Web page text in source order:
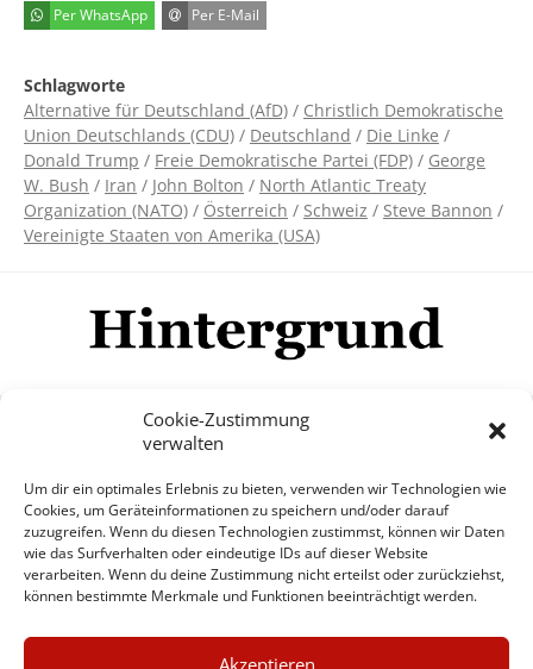
Cookie-Zustimmung
verwalten
Um dir ein optimales Erlebnis zu bieten, verwenden wir Technologien wie
Cookies, um Geräteinformationen zu speichern und/oder darauf
zuzugreifen. Wenn du diesen Technologien zustimmst, können wir Daten
wie das Surfverhalten oder eindeutige IDs auf dieser Website
verarbeiten. Wenn du deine Zustimmung nicht erteilst oder zurückziehst,
können bestimmte Merkmale und Funktionen beeinträchtigt werden.
Akzeptieren
Per WhatsApp
Per E-Mail
Schlagworte
Alternative für Deutschland (AfD) / Christlich Demokratische
Union Deutschlands (CDU) / Deutschland / Die Linke /
Donald Trump / Freie Demokratische Partei (FDP) / George
W. Bush / Iran / John Bolton / North Atlantic Treaty
Organization (NATO) / Österreich / Schweiz / Steve Bannon /
Vereinigte Staaten von Amerika (USA)
Mehr
© Copyright Hintergrund.de, 2015 - 2026
Zum Newsletter jetzt kostenlos
anmelden